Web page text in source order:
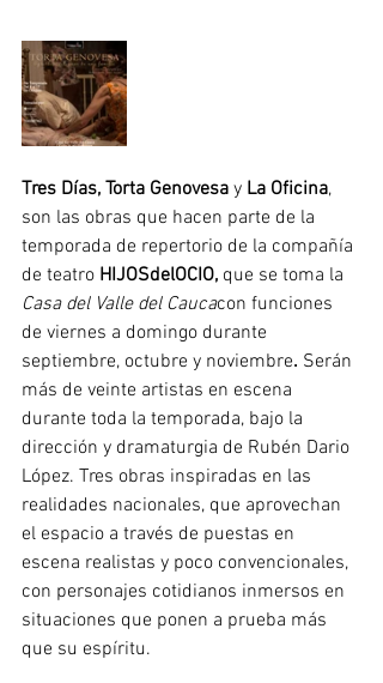
Tres Días, Torta Genovesa y La Oficina,
son las obras que hacen parte de la
temporada de repertorio de la compañía
de teatro HIJOSdelOCIO, que se toma la
Casa del Valle del Caucacon funciones
de viernes a domingo durante
septiembre, octubre y noviembre. Serán
más de veinte artistas en escena
durante toda la temporada, bajo la
dirección y dramaturgia de Rubén Dario
López. Tres obras inspiradas en las
realidades nacionales, que aprovechan
el espacio a través de puestas en
escena realistas y poco convencionales,
con personajes cotidianos inmersos en
situaciones que ponen a prueba más
que su espíritu.